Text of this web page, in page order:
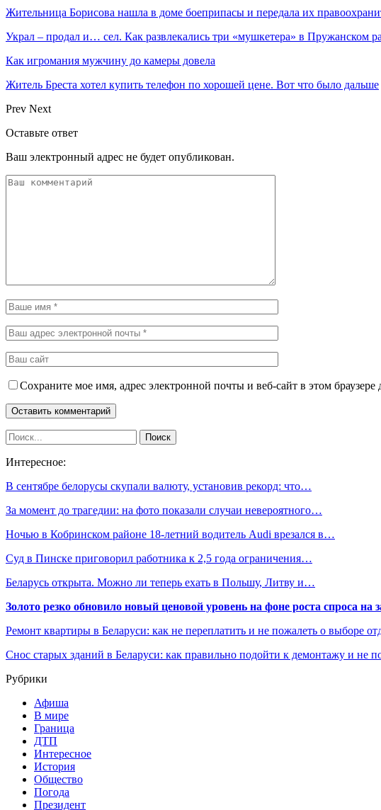
Жительница Борисова нашла в доме боеприпасы и передала их
Украл – продал и… сел. Как развлекались три «мушкетера» в Пружанском
Как игромания мужчину до камеры довела
Житель Бреста хотел купить телефон по хорошей цене. Вот что было дальше
Prev Next
Оставьте ответ
Ваш электронный адрес не будет опубликован.
Сохраните мое имя, адрес электронной почты и веб-сайт в этом
Интересное:
В сентябре белорусы скупали валюту, установив рекорд: что…
За момент до трагедии: на фото показали случаи невероятного…
Ночью в Кобринском районе 18-летний водитель Audi врезался в…
Суд в Пинске приговорил работника к 2,5 года ограничения…
Беларусь открыта. Можно ли теперь ехать в Польшу, Литву и…
Золото резко обновило новый ценовой уровень на фоне роста спроса
Ремонт квартиры в Беларуси: как не переплатить и не пожалеть о выборе
Снос старых зданий в Беларуси: как правильно подойти к демонтажу и не
Рубрики
Афиша
В мире
Граница
ДТП
Интересное
История
Общество
Погода
Президент